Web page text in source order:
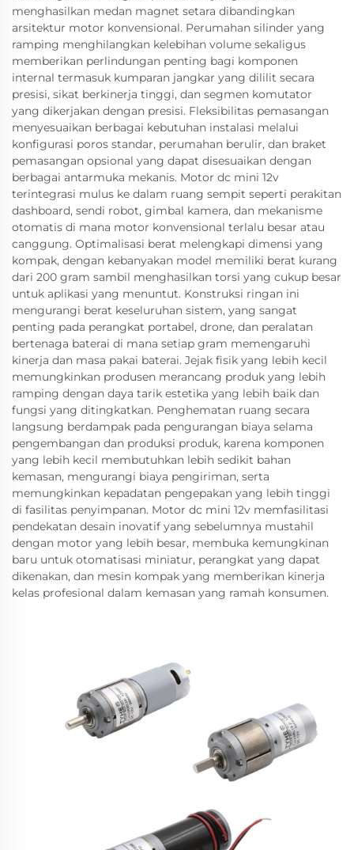
menghasilkan medan magnet setara dibandingkan
arsitektur motor konvensional. Perumahan silinder yang
ramping menghilangkan kelebihan volume sekaligus
memberikan perlindungan penting bagi komponen
internal termasuk kumparan jangkar yang dililit secara
presisi, sikat berkinerja tinggi, dan segmen komutator
yang dikerjakan dengan presisi. Fleksibilitas pemasangan
menyesuaikan berbagai kebutuhan instalasi melalui
konfigurasi poros standar, perumahan berulir, dan braket
pemasangan opsional yang dapat disesuaikan dengan
berbagai antarmuka mekanis. Motor dc mini 12v
terintegrasi mulus ke dalam ruang sempit seperti perakitan
dashboard, sendi robot, gimbal kamera, dan mekanisme
otomatis di mana motor konvensional terlalu besar atau
canggung. Optimalisasi berat melengkapi dimensi yang
kompak, dengan kebanyakan model memiliki berat kurang
dari 200 gram sambil menghasilkan torsi yang cukup besar
untuk aplikasi yang menuntut. Konstruksi ringan ini
mengurangi berat keseluruhan sistem, yang sangat
penting pada perangkat portabel, drone, dan peralatan
bertenaga baterai di mana setiap gram memengaruhi
kinerja dan masa pakai baterai. Jejak fisik yang lebih kecil
memungkinkan produsen merancang produk yang lebih
ramping dengan daya tarik estetika yang lebih baik dan
fungsi yang ditingkatkan. Penghematan ruang secara
langsung berdampak pada pengurangan biaya selama
pengembangan dan produksi produk, karena komponen
yang lebih kecil membutuhkan lebih sedikit bahan
kemasan, mengurangi biaya pengiriman, serta
memungkinkan kepadatan pengepakan yang lebih tinggi
di fasilitas penyimpanan. Motor dc mini 12v memfasilitasi
pendekatan desain inovatif yang sebelumnya mustahil
dengan motor yang lebih besar, membuka kemungkinan
baru untuk otomatisasi miniatur, perangkat yang dapat
dikenakan, dan mesin kompak yang memberikan kinerja
kelas profesional dalam kemasan yang ramah konsumen.